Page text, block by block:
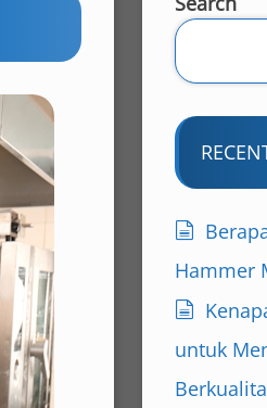
Hammer
untuk